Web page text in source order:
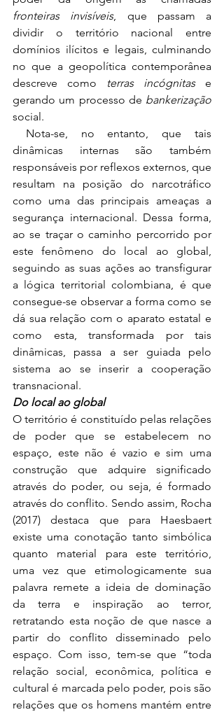
fronteiras invisíveis, que passam a
dividir o território nacional entre
domínios ilícitos e legais, culminando
no que a geopolítica contemporânea
descreve como
terras incógnitas e
gerando um processo de bankerização
social.
Nota-se, no entanto, que tais
dinâmicas internas são também
responsáveis por reflexos externos, que
resultam na posição do narcotráfico
como uma das principais ameaças a
segurança internacional. Dessa forma,
ao se traçar o caminho percorrido por
este fenômeno do local ao global,
seguindo as suas ações ao transfigurar
a lógica territorial colombiana, é que
consegue-se observar a forma como se
dá sua relação com o aparato estatal e
como esta, transformada por tais
dinâmicas, passa a ser guiada pelo
sistema ao se inserir a cooperação
transnacional.
Do local ao global
O território é constituído pelas relações
de poder que se estabelecem no
espaço, este não é vazio e sim uma
construção que adquire significado
através do poder, ou seja, é formado
através do conflito. Sendo assim, Rocha
(2017) destaca que para Haesbaert
existe uma conotação tanto simbólica
quanto material para este território,
uma vez que etimologicamente sua
palavra remete a ideia de dominação
da terra e inspiração ao terror,
retratando esta noção de que nasce a
partir do conflito disseminado pelo
espaço. Com isso, tem-se que “toda
relação social, econômica, política e
cultural é marcada pelo poder, pois são
relações que os homens mantém entre